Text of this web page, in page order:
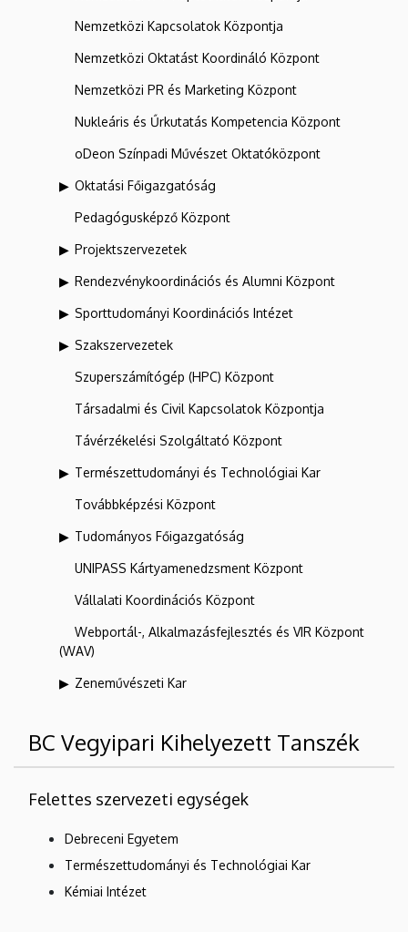
Nemzetközi Kapcsolatok Központja
Nemzetközi Oktatást Koordináló Központ
Nemzetközi PR és Marketing Központ
Nukleáris és Űrkutatás Kompetencia Központ
oDeon Színpadi Művészet Oktatóközpont
Oktatási Főigazgatóság
Pedagógusképző Központ
Projektszervezetek
Rendezvénykoordinációs és Alumni Központ
Sporttudományi Koordinációs Intézet
Szakszervezetek
Szuperszámítógép (HPC) Központ
Társadalmi és Civil Kapcsolatok Központja
Távérzékelési Szolgáltató Központ
Természettudományi és Technológiai Kar
Továbbképzési Központ
Tudományos Főigazgatóság
UNIPASS Kártyamenedzsment Központ
Vállalati Koordinációs Központ
Webportál-, Alkalmazásfejlesztés és VIR Központ
(WAV)
Zeneművészeti Kar
BC Vegyipari Kihelyezett Tanszék
Felettes szervezeti egységek
Debreceni Egyetem
Természettudományi és Technológiai Kar
Kémiai Intézet